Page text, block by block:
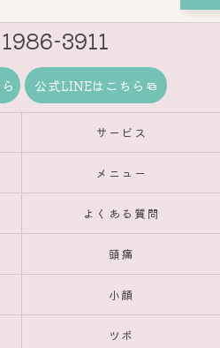
3911
公式LINEはこちら
サービス
メニュー
よくある質問
頭痛
小顔
ツボ